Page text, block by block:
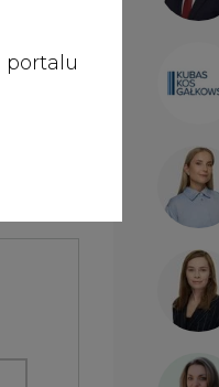
60 lat